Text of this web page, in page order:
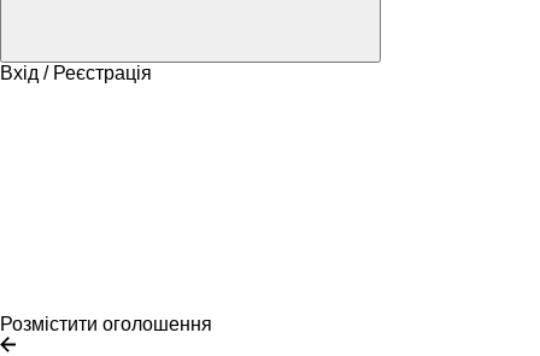
Вхід / Реєстрація
Розмістити оголошення